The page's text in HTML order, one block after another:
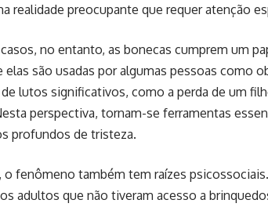
realidade preocupante que requer atenção
no entanto, as bonecas cumprem um
elas são usadas por algumas pessoas como
lutos significativos, como a perda de um
perspectiva, tornam-se ferramentas
profundos de tristeza.
o fenômeno também tem raízes
adultos que não tiveram acesso a